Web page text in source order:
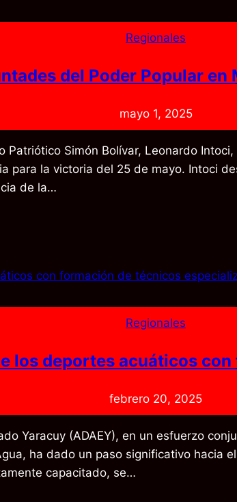
Regionales
del Poder Popular en
mayo 1, 2025
Patriótico Simón Bolívar, Leonardo
para la victoria del 25 de mayo. Intoci
de la…
Regionales
los deportes acuáticos
febrero 20, 2025
Yaracuy (ADAEY), en un esfuerzo
ha dado un paso significativo hacia
capacitado, se…